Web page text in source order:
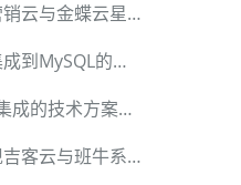
数据集成实例：汤臣倍健营销云与金蝶云星辰V2
高效管理钉钉收款单数据集成到MySQL的技术方案
实现吉客云与用友BIP数据集成的技术方案详解
高效集成：通过轻易云实现吉客云与班牛系统的数据对接